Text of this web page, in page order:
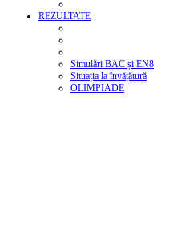
REZULTATE
Simulări BAC și EN8
Situația la învățătură
OLIMPIADE